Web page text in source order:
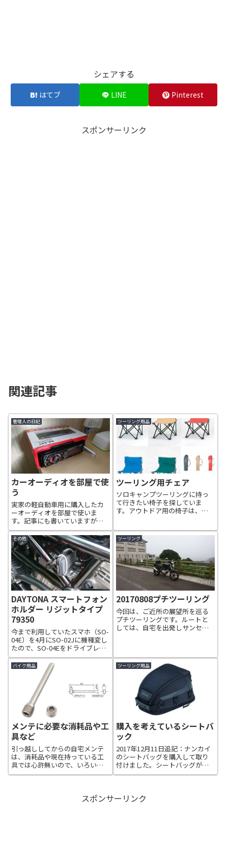
シェアする
はてブ LINE Pinterest
スポンサーリンク
関連記事
管理人の日記
カーオーディオを部屋で使
う
実家の軽自動車用に購入したカ
ーオーディオを部屋で使いま
す。記事にも書いていますが、
軽自動車で使っていたカーオー
ディオが壊れたので、格安で購
入した中華製のカーオーディオ
に交換しましたが、取り付けて
から3日後に不具合が発生しまし
た。販売元に不具...
ツーリング用品
ツーリング用チェア
ソロキャンプツーリングに持っ
て行きたい椅子を探していま
す。アウトドア用の椅子は、キ
います。2017年5月19日、
Wolfyokのアウトドアチェアを注
文したら翌日には届きました。
結構コン...
その他
DAYTONA スマートフォン
ホルダー リジットタイプ
79350
今まで利用していたスマホ（SO-
04E）を4月にSO-02Jに機種変し
たので、SO-04Eをドライブレコ
ーダーに利用する為、このスマ
ホフォルダーを利用します。
ツーリング
20170808プチツーリング
今回は、ご近所の展望所を巡る
プチツーリングです。ルートと
しては、自宅を出発しサンセッ
ヶ岳公園展望台を出発して、次
の目的地の船越展望台へ船越展
望台での一枚船越...
バイク用品
メンテに必要な消耗品や工
具など
引っ越ししてからの自宅メンテ
は、消耗品や現在持っている工
具では心許無いので、いろいろ
と購入を考えてみます。先ず
ッドピンのプラグが付いていま
せん。最初についていたプラグ
ツーリング用品
購入を考えているシートバ
ック
2017年12月11日追記：ナンカイ
のシートバッグを購入して取り
付けました。シートバッグが欲
しくて探してみたら良さげなも
ッグ2 BA-305値段も手ごろで、
VTRのシートにも良さげ...
スポンサーリンク